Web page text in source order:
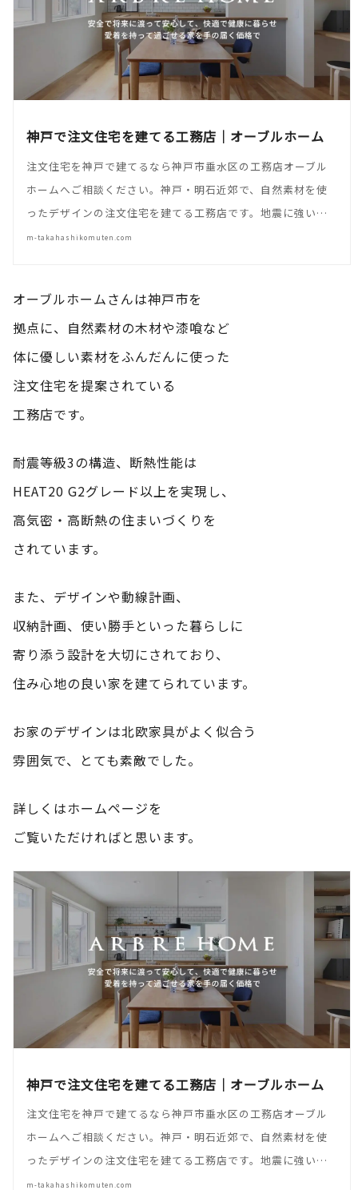
神戸で注文住宅を建てる工務店｜オーブルホーム
注文住宅を神戸で建てるなら神戸市垂水区の工務店オーブル
ホームへご相談ください。神戸・明石近郊で、自然素材を使
ったデザインの注文住宅を建てる工務店です。地震に強い…
m-takahashikomuten.com
オーブルホームさんは神戸市を
拠点に、自然素材の木材や漆喰など
体に優しい素材をふんだんに使った
注文住宅を提案されている
工務店です。
耐震等級3の構造、断熱性能は
HEAT20 G2グレード以上を実現し、
高気密・高断熱の住まいづくりを
されています。
また、デザインや動線計画、
収納計画、使い勝手といった暮らしに
寄り添う設計を大切にされており、
住み心地の良い家を建てられています。
お家のデザインは北欧家具がよく似合う
雰囲気で、とても素敵でした。
詳しくはホームページを
ご覧いただければと思います。
神戸で注文住宅を建てる工務店｜オーブルホーム
注文住宅を神戸で建てるなら神戸市垂水区の工務店オーブル
ホームへご相談ください。神戸・明石近郊で、自然素材を使
ったデザインの注文住宅を建てる工務店です。地震に強い…
m-takahashikomuten.com